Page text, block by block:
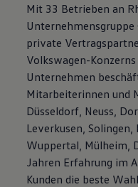
Wallbox
Digitale Extras
Dienste
Handy
Updates
Über Ihr Auto
Warn-
Digitale
Mit 33 Betrieben an
private
Volkswagen-
Unternehmen
Mitarbeiterinnen und
Düsseldorf, Neuss,
Leverkusen,
Wuppertal, Mülheim,
Jahren Erfahrung im
Kunden die beste